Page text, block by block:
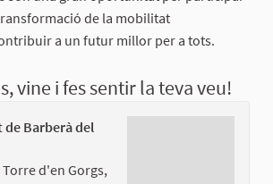
de la mobilitat
a un futur millor per a tots.
vine i fes sentir la teva veu!
Barberà del
d'en Gorgs,